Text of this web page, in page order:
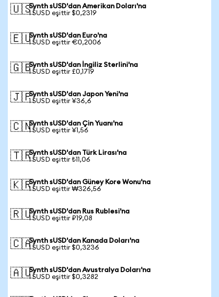
🇺🇸Synth sUSD'dan Amerikan Doları'na
1 SUSD eşittir $0,2319
🇪🇺Synth sUSD'dan Euro'na
1 SUSD eşittir €0,2006
🇬🇧Synth sUSD'dan İngiliz Sterlini'na
1 SUSD eşittir £0,1719
🇯🇵Synth sUSD'dan Japon Yeni'na
1 SUSD eşittir ¥36,6
🇨🇳Synth sUSD'dan Çin Yuanı'na
1 SUSD eşittir ¥1,56
🇹🇷Synth sUSD'dan Türk Lirası'na
1 SUSD eşittir ₺11,06
🇰🇷Synth sUSD'dan Güney Kore Wonu'na
1 SUSD eşittir ₩326,56
🇷🇺Synth sUSD'dan Rus Rublesi'na
1 SUSD eşittir ₽19,08
🇨🇦Synth sUSD'dan Kanada Doları'na
1 SUSD eşittir $0,3236
🇦🇺Synth sUSD'dan Avustralya Doları'na
1 SUSD eşittir $0,3282